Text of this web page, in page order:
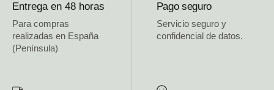
Entrega en 48 horas
Para compras
realizadas en España
(Península)
Pago seguro
Servicio seguro y
confidencial de datos.